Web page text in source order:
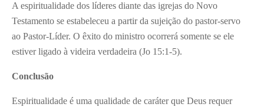
A espiritualidade dos líderes diante das igrejas do Novo
Testamento se estabeleceu a partir da sujeição do pastor-servo
ao Pastor-Líder. O êxito do ministro ocorrerá somente se ele
estiver ligado à videira verdadeira (Jo 15:1-5).
Conclusão
Espiritualidade é uma qualidade de caráter que Deus requer